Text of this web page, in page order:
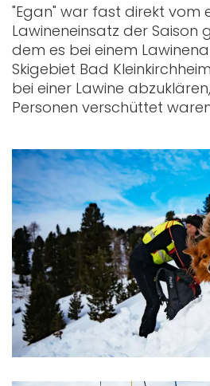
"Egan" war fast direkt vom
Lawineneinsatz der Saison
dem es bei einem
Skigebiet Bad
bei einer Lawine
Personen verschüttet